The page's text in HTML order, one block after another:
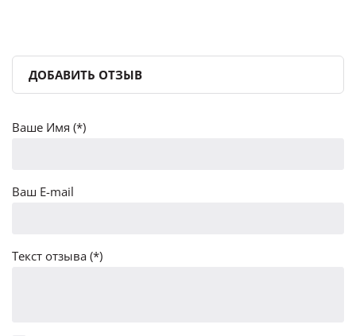
ДОБАВИТЬ ОТЗЫВ
Ваше Имя (*)
Ваш E-mail
Текст отзыва (*)